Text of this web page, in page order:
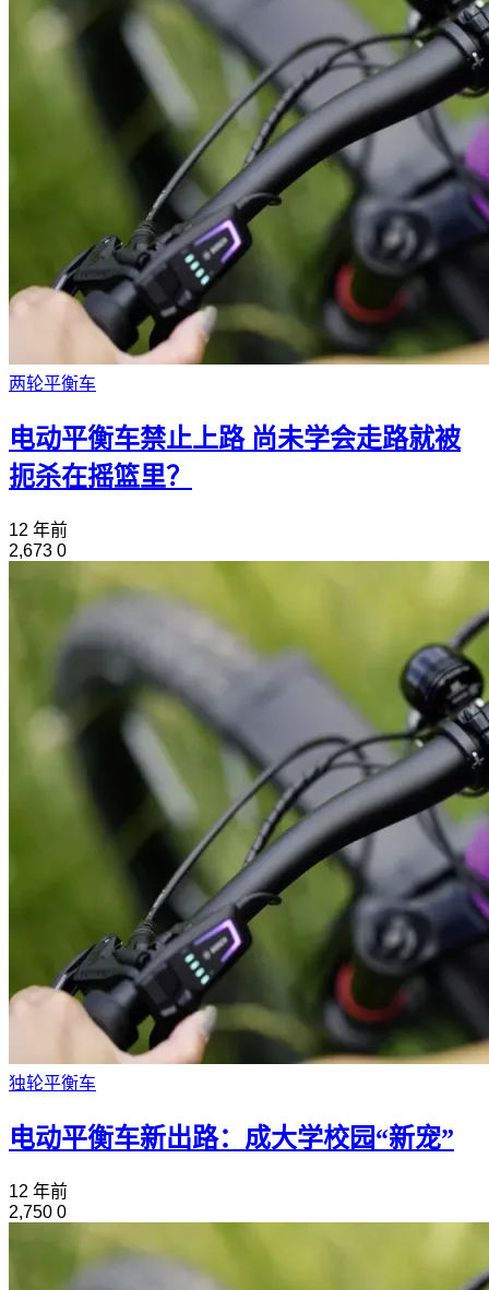
两轮平衡车
电动平衡车禁止上路 尚未学会走路就被
扼杀在摇篮里？
12 年前
2,673 0
独轮平衡车
电动平衡车新出路：成大学校园“新宠”
12 年前
2,750 0